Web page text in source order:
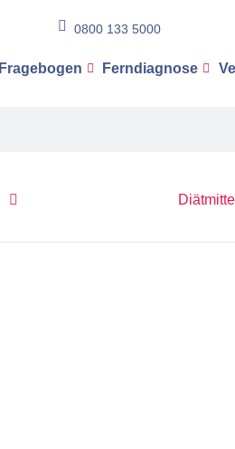
0800 133 5000
Fragebogen Ferndiagnose